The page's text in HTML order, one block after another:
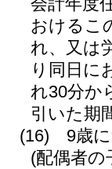
おけるこ
れ、又は
り同日に
れ30分か
引いた期
(16)
9歳
(配偶者